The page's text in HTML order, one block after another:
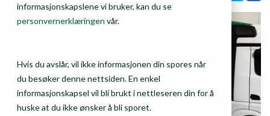
informasjonskapslene vi bruker, kan du se
personvernerklæringen vår.
Hvis du avslår, vil ikke informasjonen din spores når
du besøker denne nettsiden. En enkel
informasjonskapsel vil bli brukt i nettleseren din for å
huske at du ikke ønsker å bli sporet.